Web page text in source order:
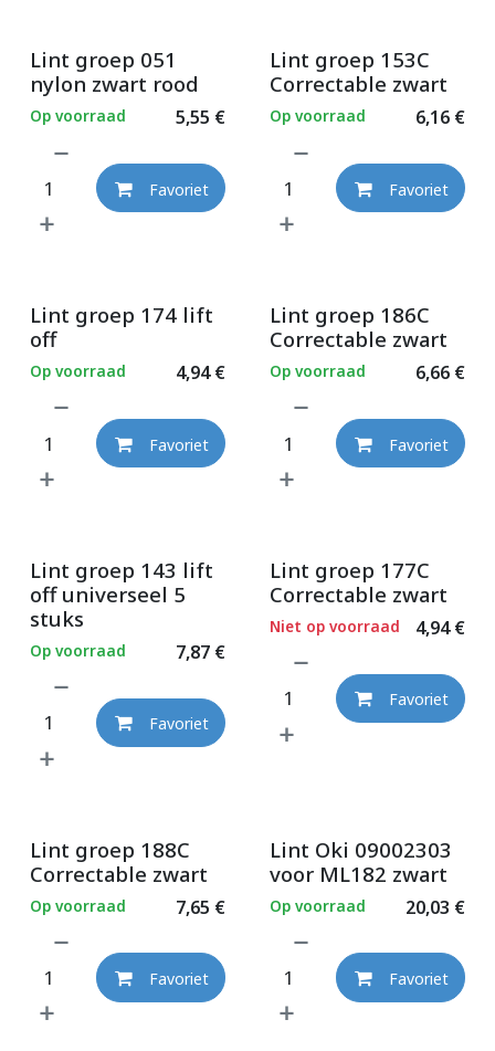
Lint groep 051
nylon zwart rood
5,55 €
Op voorraad
Favoriet
Lint groep 153C
Correctable zwart
6,16€
Op voorraad
Favoriet
Lint groep 174 lift
off
4,94€
Op voorraad
Favoriet
Lint groep 186C
Correctable zwart
6,66€
Op voorraad
Favoriet
Lint groep 143 lift
off universeel 5
stuks
7,87€
Op voorraad
Favoriet
Lint groep 177C
Correctable zwart
4,94€
Niet op voorraad
Favoriet
Lint groep 188C
Correctable zwart
7,65 €
Op voorraad
Favoriet
Lint Oki 09002303
voor ML182 zwart
20,03 €
Op voorraad
Favoriet